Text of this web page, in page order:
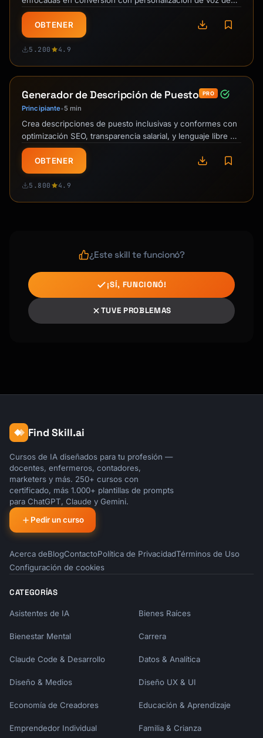
marca, variantes para A/B …
OBTENER
5.200 4.9
Generador de Descripción de Puesto PRO
Principiante•5 min
Crea descripciones de puesto inclusivas y conformes con
optimización SEO, transparencia salarial, y lenguaje libre de
sesgos para cualquier …
OBTENER
5.800 4.9
¿Este skill te funcionó?
¡SÍ, FUNCIONÓ!
TUVE PROBLEMAS
Find Skill.ai
Cursos de IA diseñados para tu profesión —
docentes, enfermeros, contadores,
marketers y más. 250+ cursos con
certificado, más 1.000+ plantillas de prompts
para ChatGPT, Claude y Gemini.
Pedir un curso
Acerca deBlogContactoPolítica de PrivacidadTérminos de Uso
Configuración de cookies
CATEGORÍAS
Asistentes de IA Bienes Raíces
Bienestar Mental Carrera
Claude Code & Desarrollo Datos & Analítica
Diseño & Medios Diseño UX & UI
Economía de Creadores Educación & Aprendizaje
Emprendedor Individual Familia & Crianza